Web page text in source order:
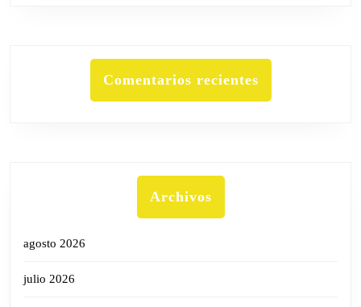
Comentarios recientes
Archivos
agosto 2026
julio 2026